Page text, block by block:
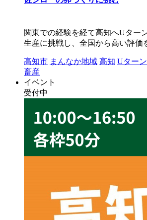
関東での経験を経て高知へUター
生産に挑戦し、全国から高い評
高知市 まんなか地域 高知 Uターン
畜産
イベント
受付中